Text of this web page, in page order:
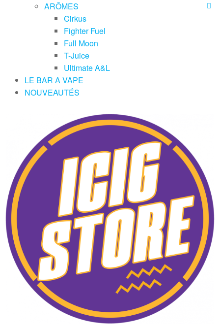
ARÔMES
Cirkus
Fighter Fuel
Full Moon
T-Juice
Ultimate A&L
LE BAR A VAPE
NOUVEAUTÉS